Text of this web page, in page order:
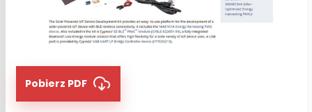
Pobierz PDF